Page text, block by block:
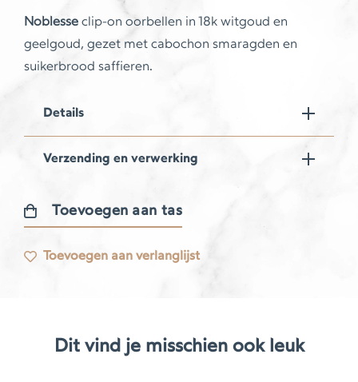
Noblesse clip-on oorbellen in 18k witgoud en
geelgoud, gezet met cabochon smaragden en
suikerbrood saffieren.
Details
Verzending en verwerking
Noblesse
oorbellen
Toevoegen aan tas
Toevoegen aan verlanglijst
Dit vind je misschien ook leuk